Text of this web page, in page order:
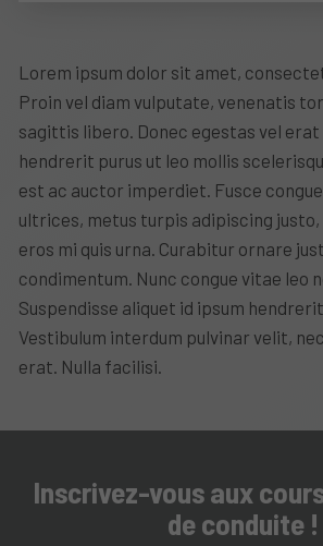
Lorem ipsum dolor sit amet,
Proin vel diam vulputate, venenatis
sagittis libero. Donec egestas vel erat
hendrerit purus ut leo mollis
est ac auctor imperdiet. Fusce
ultrices, metus turpis adipiscing
eros mi quis urna. Curabitur ornare
condimentum. Nunc congue vitae leo
Suspendisse aliquet id ipsum
Vestibulum interdum pulvinar velit,
erat. Nulla facilisi.
Inscrivez-vous aux
de conduite !